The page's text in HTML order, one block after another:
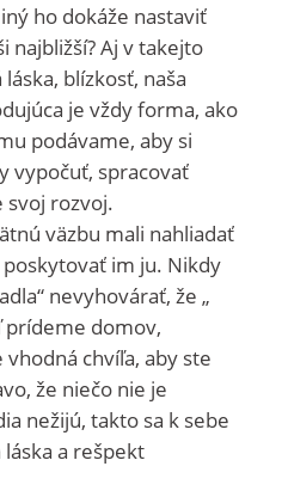
ho dokáže nastaviť
najbližší? Aj v takejto
blízkosť, naša
je vždy forma, ako
podávame, aby si
vypočuť, spracovať
svoj rozvoj.
väzbu mali nahliadať
im ju. Nikdy
nevyhovárať, že „
prídeme domov,
vhodná chvíľa, aby ste
že niečo nie je
nežijú, takto sa k sebe
a rešpekt